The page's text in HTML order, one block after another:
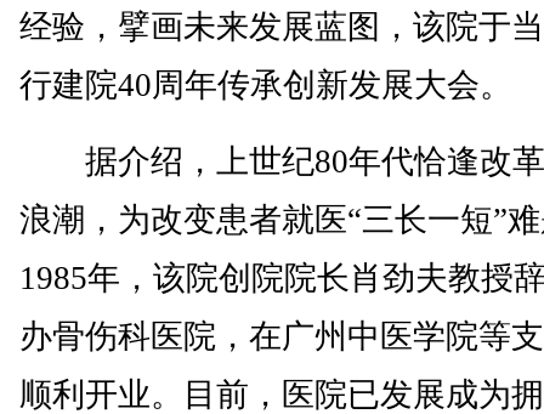
经验，擘画未来发展蓝图，该院于
行建院40周年传承创新发展大会。
据介绍，上世纪80年代恰逢改
浪潮，为改变患者就医“三长一短”
1985年，该院创院院长肖劲夫教授
办骨伤科医院，在广州中医学院等
顺利开业。目前，医院已发展成为